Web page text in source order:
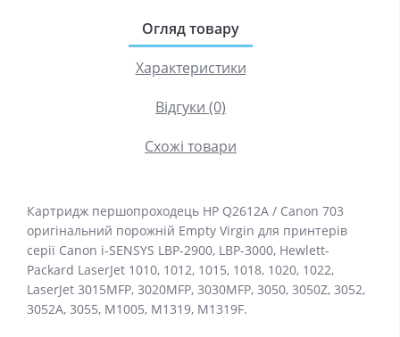
Огляд товару
Характеристики
Відгуки (0)
Схожі товари
Картридж першопроходець HP Q2612A / Canon 703
оригінальний порожній Empty Virgin для принтерів
серії Canon i-SENSYS LBP-2900, LBP-3000, Hewlett-
Packard LaserJet 1010, 1012, 1015, 1018, 1020, 1022,
LaserJet 3015MFP, 3020MFP, 3030MFP, 3050, 3050Z, 3052,
3052A, 3055, M1005, M1319, M1319F.